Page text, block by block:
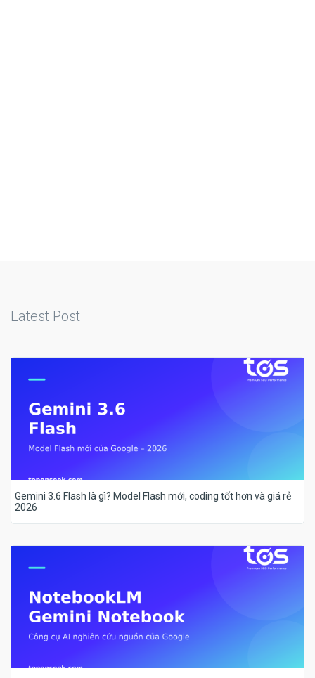
Latest Post
Gemini 3.6 Flash là gì? Model Flash mới, coding tốt hơn và giá rẻ
2026